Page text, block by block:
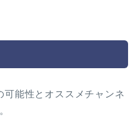
能性とオススメチャンネ